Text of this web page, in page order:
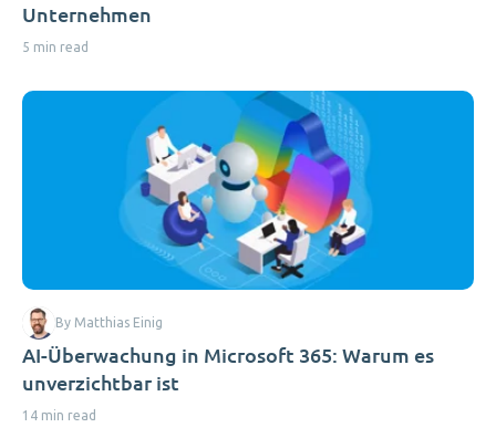
Unternehmen
5 min read
AI-Überwachung in Microsoft 365: Warum es
unverzichtbar ist
14 min read
By Matthias Einig